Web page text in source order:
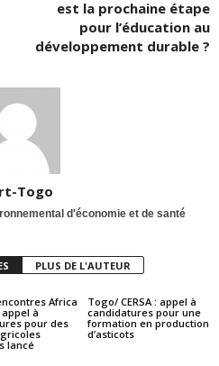
est la prochaine étape
pour l’éducation au
développement durable ?
Togo
d'économie et de santé
PLUS DE L'AUTEUR
Africa
appel à
pour des
lancé
Togo/ CERSA : appel à
candidatures pour une
formation en production
d’asticots